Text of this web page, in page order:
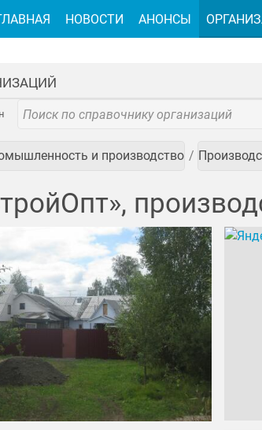
и производство
НОВОСТИ АНОНСЫ